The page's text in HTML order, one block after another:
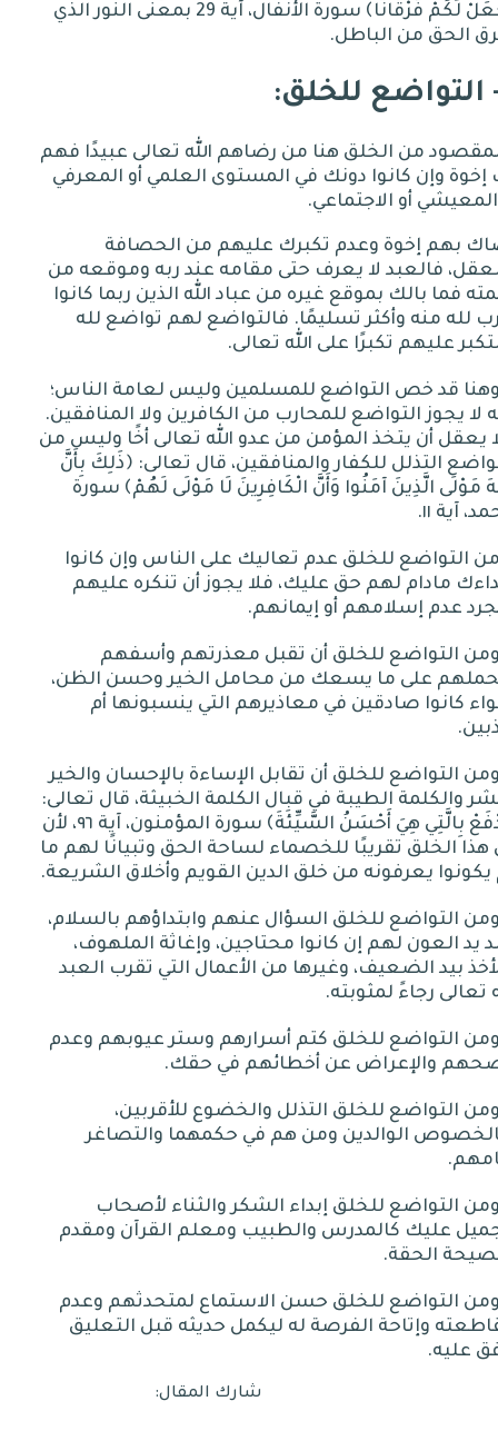
لَكُمْ فُرْقَانًا﴾ سورة الأنفال، آية
بمعنى النور الذي
الحق من الباطل.
:
من الخلق هنا من رضاهم الله تعالى عبيدًا فهم
إخوة وإن كانوا دونك في المستوى العلمي أو المعرفي
المعيشي أو الاجتماعي.
بهم إخوة وعدم تكبرك عليهم من الحصافة
فالعبد لا يعرف حتى مقامه عند ربه وموقعه من
فما بالك بموقع غيره من عباد الله الذين ربما كانوا
لله منه وأكثر تسليمًا. فالتواضع لهم تواضع لله
عليهم تكبرًا على الله تعالى.
قد خص التواضع للمسلمين وليس لعامة الناس؛
لا يجوز التواضع للمحارب من الكافرين ولا المنافقين.
يعقل أن يتخذ المؤمن من عدو الله تعالى أخًا وليس من
التذلل للكفار والمنافقين، قال تعالى: ﴿ذَلِكَ بِأَنَّ
مَوْلَى الَّذِينَ آمَنُوا وَأَنَّ الْكَافِرِينَ لَا مَوْلَى لَهُمْ﴾ سورة
آية
التواضع للخلق عدم تعاليك على الناس وإن كانوا
مادام لهم حق عليك، فلا يجوز أن تنكره عليهم
عدم إسلامهم أو إيمانهم.
التواضع للخلق أن تقبل معذرتهم وأسفهم
على ما يسعك من محامل الخير وحسن الظن،
كانوا صادقين في معاذيرهم التي ينسبونها أم
.
التواضع للخلق أن تقابل الإساءة بالإحسان والخير
والكلمة الطيبة في قبال الكلمة الخبيثة، قال تعالى:
بِالَّتِي هِيَ أَحْسَنُ السَّيِّئَةَ﴾ سورة المؤمنون، آية
لأن
هذا الخلق تقريبًا للخصماء لساحة الحق وتبيانًا لهم ما
يكونوا يعرفونه من خلق الدين القويم وأخلاق الشريعة.
التواضع للخلق السؤال عنهم وابتداؤهم بالسلام،
يد العون لهم إن كانوا محتاجين، وإغاثة الملهوف،
بيد الضعيف، وغيرها من الأعمال التي تقرب العبد
تعالى رجاءً لمثوبته.
التواضع للخلق كتم أسرارهم وستر عيوبهم وعدم
والإعراض عن أخطائهم في حقك.
التواضع للخلق التذلل والخضوع للأقربين،
الوالدين ومن هم في حكمهما والتصاغر
.
التواضع للخلق إبداء الشكر والثناء لأصحاب
عليك كالمدرس والطبيب ومعلم القرآن ومقدم
الحقة.
التواضع للخلق حسن الاستماع لمتحدثهم وعدم
وإتاحة الفرصة له ليكمل حديثه قبل التعليق
عليه.
شارك المقال: